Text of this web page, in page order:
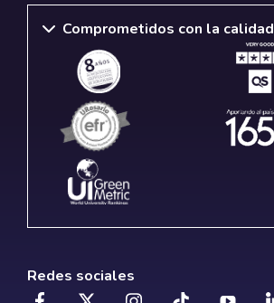
Comprometidos con la calidad
Redes sociales